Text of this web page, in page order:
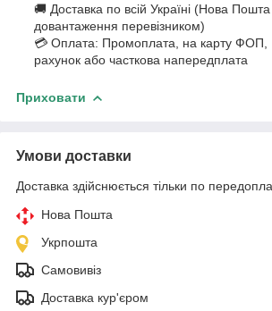
🚚 Доставка по всій Україні (Нова
довантаження перевізником)
💳 Оплата: Промоплата, на карту ФОП,
рахунок або часткова напередплата
Приховати
Умови доставки
Доставка здійснюється тільки по
Нова Пошта
Укрпошта
Самовивіз
Доставка кур'єром